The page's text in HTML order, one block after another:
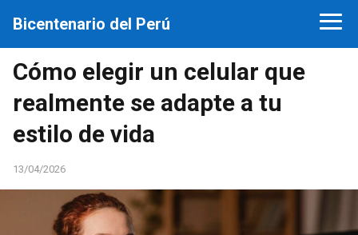
Bicentenario del Perú
Cómo elegir un celular que
realmente se adapte a tu
estilo de vida
13/04/2026